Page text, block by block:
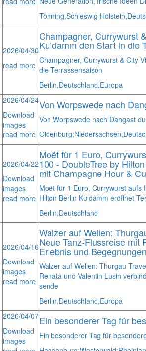
Tönning,Schleswig-Holstein,
2026/04/30
read more
Champagner, Currywurst
Ku’damm den Start in die
Champagner, Currywurst & City-
die Terrassensaison
Berlin,Deutschland,Europa
2026/04/24
Download
images
read more
Von Worpswede nach
Von Worpswede nach Dangast
Oldenburg;Niedersachsen;
2026/04/22
Download
images
read more
Moët für 1 Euro,
100 - DoubleTree by
mit Champagne Hour &
Moët für 1 Euro, Currywurst aufs
Hilton Berlin Ku’damm eröffnet
Berlin,Deutschland
2026/04/16
Download
images
read more
Walzer auf Wellen:
Neue Tanz-Flussreise mit
Erlebnis und
Walzer auf Wellen: Thurgau
Renata und Valentin Lusin
sende
Berlin,Deutschland,Europa
2026/04/07
Download
images
Ein besonderer Tag für
Ein besonderer Tag für